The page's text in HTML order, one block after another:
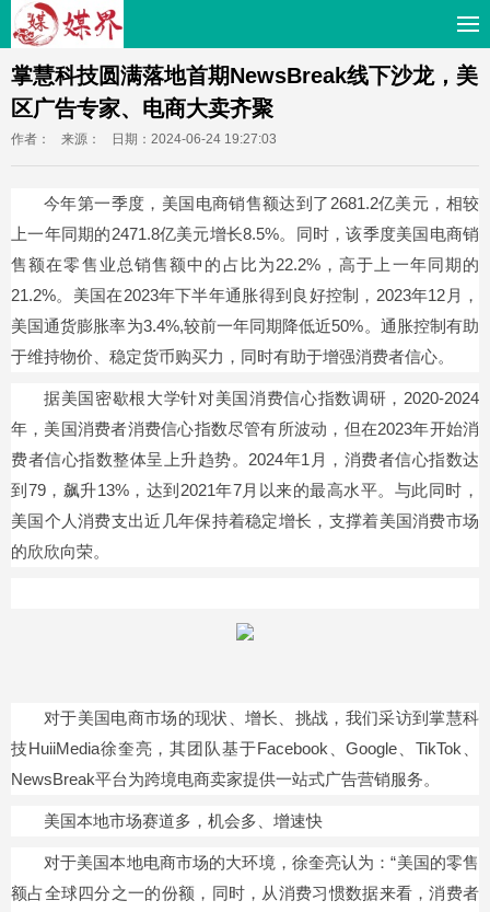
掌慧科技圆满落地首期NewsBreak线下沙龙，美
区广告专家、电商大卖齐聚
作者： 来源： 日期：2024-06-24 19:27:03
今年第一季度，美国电商销售额达到了2681.2亿美元，相较
上一年同期的2471.8亿美元增长8.5%。同时，该季度美国电商销
售额在零售业总销售额中的占比为22.2%，高于上一年同期的
21.2%。美国在2023年下半年通胀得到良好控制，2023年12月，
美国通货膨胀率为3.4%,较前一年同期降低近50%。通胀控制有助
于维持物价、稳定货币购买力，同时有助于增强消费者信心。
据美国密歇根大学针对美国消费信心指数调研，2020-2024
年，美国消费者消费信心指数尽管有所波动，但在2023年开始消
费者信心指数整体呈上升趋势。2024年1月，消费者信心指数达
到79，飙升13%，达到2021年7月以来的最高水平。与此同时，
美国个人消费支出近几年保持着稳定增长，支撑着美国消费市场
的欣欣向荣。
对于美国电商市场的现状、增长、挑战，我们采访到掌慧科
技HuiiMedia徐奎亮，其团队基于Facebook、Google、TikTok、
NewsBreak平台为跨境电商卖家提供一站式广告营销服务。
美国本地市场赛道多，机会多、增速快
对于美国本地电商市场的大环境，徐奎亮认为：“美国的零售
额占全球四分之一的份额，同时，从消费习惯数据来看，消费者